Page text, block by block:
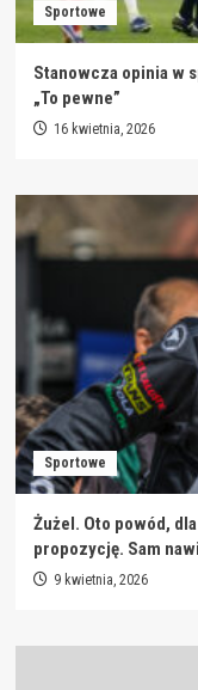
Sportowe
Stanowcza opinia w
„To pewne”
16 kwietnia, 2026
Sportowe
Żużel. Oto powód,
propozycję. Sam
9 kwietnia, 2026